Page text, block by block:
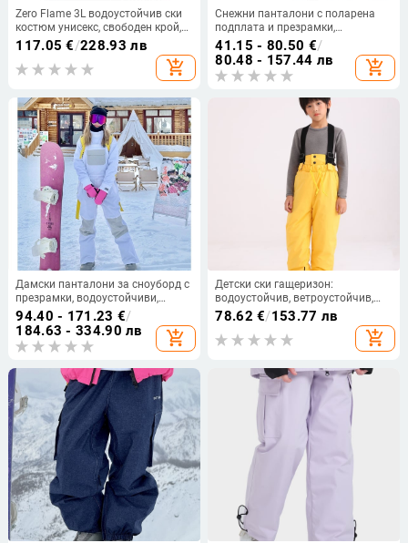
Zero Flame 3L водоустойчив ски
костюм унисекс, свободен крой,
зимна изолация с памучен
пълнител
117.05 €/228.93 лв
add_shopping_cart
Снежни панталони с поларена
подплата и презрамки,
ветроустойчиви и
водоустойчиви, за ски и
алпинизъм, дамски и мъжки,
свободна кройка
41.15 - 80.50 €/
80.48 - 157.44 лв
add_shopping_cart
Дамски панталони за сноуборд с
презрамки, водоустойчиви,
ветроустойчиви и дишащи,
топли; комплект яке и суитшърт
за мъже и жени
94.40 - 171.23 €/
184.63 - 334.90 лв
add_shopping_cart
Детски ски гащеризон:
водоустойчив, ветроустойчив,
дишащ, топъл
78.62 €/153.77 лв
add_shopping_cart